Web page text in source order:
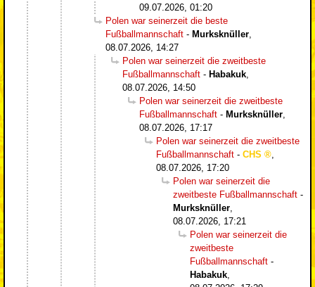
09.07.2026, 01:20
Polen war seinerzeit die beste
Fußballmannschaft - Murksknüller
08.07.2026, 14:27
Polen war seinerzeit die zweitbeste
Fußballmannschaft - Habakuk
08.07.2026, 14:50
Polen war seinerzeit die zweitbeste
Fußballmannschaft - Murksknüller
08.07.2026, 17:17
Polen war seinerzeit die zweitbeste
Fußballmannschaft - CHS
08.07.2026, 17:20
Polen war seinerzeit die
zweitbeste Fußballmannschaft -
Murksknüller
08.07.2026, 17:21
Polen war seinerzeit die
zweitbeste
Fußballmannschaft -
Habakuk